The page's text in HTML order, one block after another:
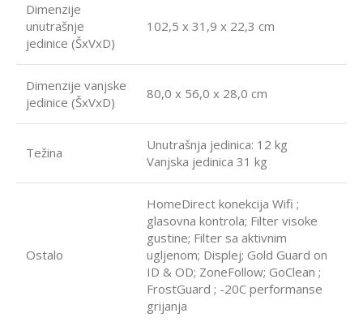
Dimenzije
unutrašnje
jedinice (ŠxVxD)
102,5 x 31,9 x 22,3 cm
Dimenzije vanjske
jedinice (ŠxVxD)
80,0 x 56,0 x 28,0 cm
Težina
Unutrašnja jedinica: 12 kg
Vanjska jedinica 31 kg
Ostalo
HomeDirect konekcija Wifi ;
glasovna kontrola; Filter visoke
gustine; Filter sa aktivnim
ugljenom; Displej; Gold Guard on
ID & OD; ZoneFollow; GoClean ;
FrostGuard ; -20C performanse
grijanja